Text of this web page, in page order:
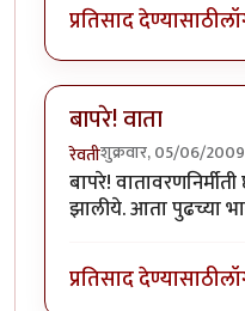
प्रतिसाद देण्यासाठी
बापरे! वाता
रेवतीशुक्रवार, 05/06/
बापरे!
झालीये. आता पुढच्या
प्रतिसाद देण्यासाठी